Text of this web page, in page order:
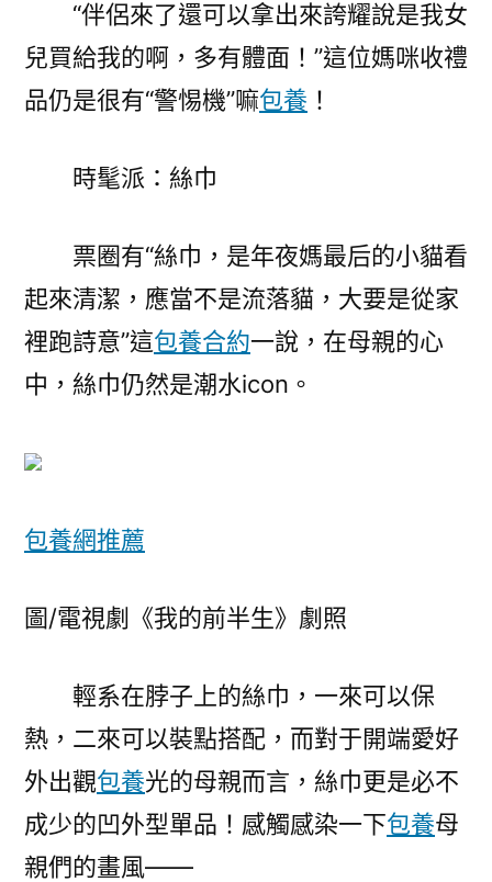
“伴侶來了還可以拿出來誇耀說是我女
兒買給我的啊，多有體面！”這位媽咪收禮
品仍是很有“警惕機”嘛包養 ！
時髦派：絲巾
票圈有“絲巾，是年夜媽最后的小貓看
起來清潔，應當不是流落貓，大要是從家
裡跑詩意”這包養合約一說，在母親的心
中，絲巾仍然是潮水icon。
包養網推薦
圖/電視劇《我的前半生》劇照
輕系在脖子上的絲巾，一來可以保
熱，二來可以裝點搭配，而對于開端愛好
外出觀包養光的母親而言，絲巾更是必不
成少的凹外型單品！感觸感染一下包養母
親們的畫風——